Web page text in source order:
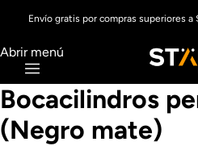
Envío gratis por compras superiores
Abrir menú
Bocacilindros
(Negro mate)